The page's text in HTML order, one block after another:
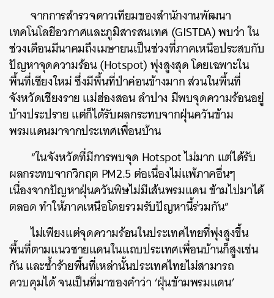
จากการสำรวจดาวเทียมของสำนักงานพัฒนา
เทคโนโลยีอวกาศและภูมิสารสนเทศ (GISTDA) พบว่า ใน
ช่วงเดือนมีนาคมถึงเมษายนเป็นช่วงที่ภาคเหนือประสบกับ
ปัญหาจุดความร้อน (Hotspot) พุ่งสูงสุด โดยเฉพาะใน
พื้นที่เชียงใหม่ ซึ่งมีพื้นที่ป่าค่อนข้างมาก ส่วนในพื้นที่
จังหวัดเชียงราย แม่ฮ่องสอน ลำปาง มีพบจุดความร้อนอยู่
บ้างประปราย แต่ก็ได้รับผลกระทบจากฝุ่นควันข้าม
พรมแดนมาจากประเทศเพื่อนบ้าน
“ในจังหวัดที่มีการพบจุด Hotspot ไม่มาก แต่ได้รับ
ผลกระทบจากวิกฤต PM2.5 ต่อเนื่องไม่แพ้ภาคอื่นๆ
เนื่องจากปัญหาฝุ่นควันพิษไม่มีเส้นพรมแดน ข้ามไปมาได้
ตลอด ทำให้ภาคเหนือโดยรวมรับปัญหานี้ร่วมกัน”
ไม่เพียงแต่จุดความร้อนในประเทศไทยที่พุ่งสูงขึ้น
พื้นที่ตามแนวชายแดนในแถบประเทศเพื่อนบ้านก็สูงเช่น
กัน และซ้ำร้ายพื้นที่เหล่านั้นประเทศไทยไม่สามารถ
ควบคุมได้ จนเป็นที่มาของคำว่า ‘ฝุ่นข้ามพรมแดน’